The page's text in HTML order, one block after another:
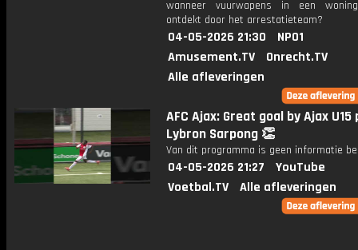
wanneer vuurwapens in een
ontdekt door het arrestatieteam?
04-05-2026 21:30
NPO1
Amusement.TV
Onrecht.TV
Alle afleveringen
AFC Ajax: Great goal by Ajax U15
Lybron Sarpong 👏
Van dit programma is geen informatie
04-05-2026 21:27
YouTube
Voetbal.TV
Alle afleveringen